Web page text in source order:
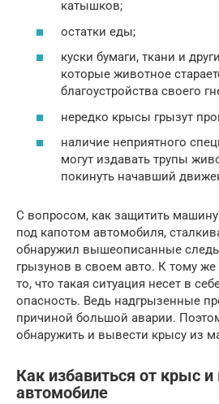
катышков;
остатки еды;
куски бумаги, ткани и
которые животное
благоустройства своего
нередко крысы грызут
наличие неприятного
могут издавать трупы
покинуть начавший
С вопросом, как защитить
под капотом автомобиля,
обнаружил вышеописанные следы
грызунов в своем авто. К тому же
то, что такая ситуация несет в
опасность. Ведь надгрызенные
причиной большой аварии.
обнаружить и вывести крысу из
Как избавиться от крыс
автомобиле